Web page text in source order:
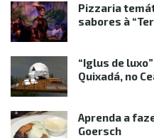
Pizzaria
sabores à
“Iglus de
Quixadá, no
Aprenda a
Goersch